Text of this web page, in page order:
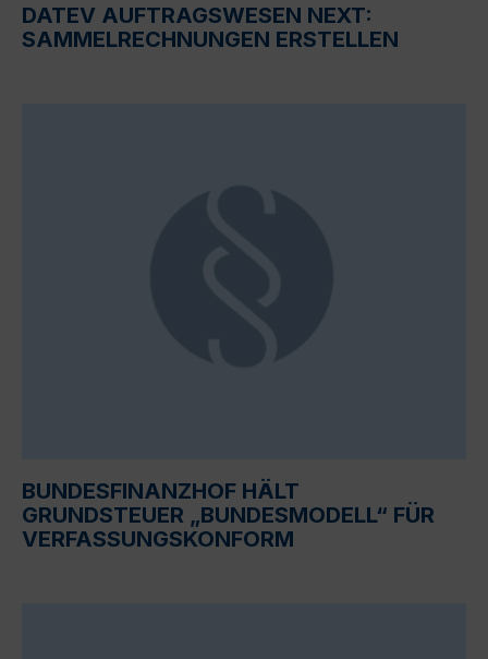
DATEV AUFTRAGSWESEN NEXT:
SAMMELRECHNUNGEN ERSTELLEN
BUNDESFINANZHOF HÄLT
GRUNDSTEUER „BUNDESMODELL“ FÜR
VERFASSUNGSKONFORM